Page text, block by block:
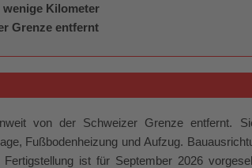
wenige Kilometer
Grenze entfernt
von der Schweizer Grenze entfernt.
Fußbodenheizung und Aufzug.
ist für September 2026